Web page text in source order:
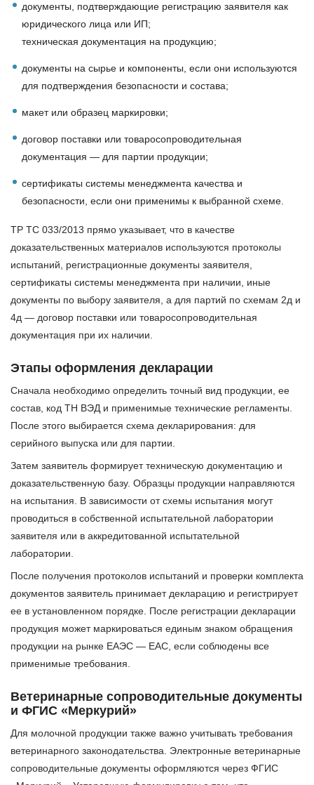
документы, подтверждающие регистрацию заявителя как
юридического лица или ИП;
техническая документация на продукцию;
документы на сырье и компоненты, если они используются
для подтверждения безопасности и состава;
макет или образец маркировки;
договор поставки или товаросопроводительная
документация — для партии продукции;
сертификаты системы менеджмента качества и
безопасности, если они применимы к выбранной схеме.
ТР ТС 033/2013 прямо указывает, что в качестве
доказательственных материалов используются протоколы
испытаний, регистрационные документы заявителя,
сертификаты системы менеджмента при наличии, иные
документы по выбору заявителя, а для партий по схемам 2д и
4д — договор поставки или товаросопроводительная
документация при их наличии.
Этапы оформления декларации
Сначала необходимо определить точный вид продукции, ее
состав, код ТН ВЭД и применимые технические регламенты.
После этого выбирается схема декларирования: для
серийного выпуска или для партии.
Затем заявитель формирует техническую документацию и
доказательственную базу. Образцы продукции направляются
на испытания. В зависимости от схемы испытания могут
проводиться в собственной испытательной лаборатории
заявителя или в аккредитованной испытательной
лаборатории.
После получения протоколов испытаний и проверки комплекта
документов заявитель принимает декларацию и регистрирует
ее в установленном порядке. После регистрации декларации
продукция может маркироваться единым знаком обращения
продукции на рынке ЕАЭС — EAC, если соблюдены все
применимые требования.
Ветеринарные сопроводительные документы
и ФГИС «Меркурий»
Для молочной продукции также важно учитывать требования
ветеринарного законодательства. Электронные ветеринарные
сопроводительные документы оформляются через ФГИС